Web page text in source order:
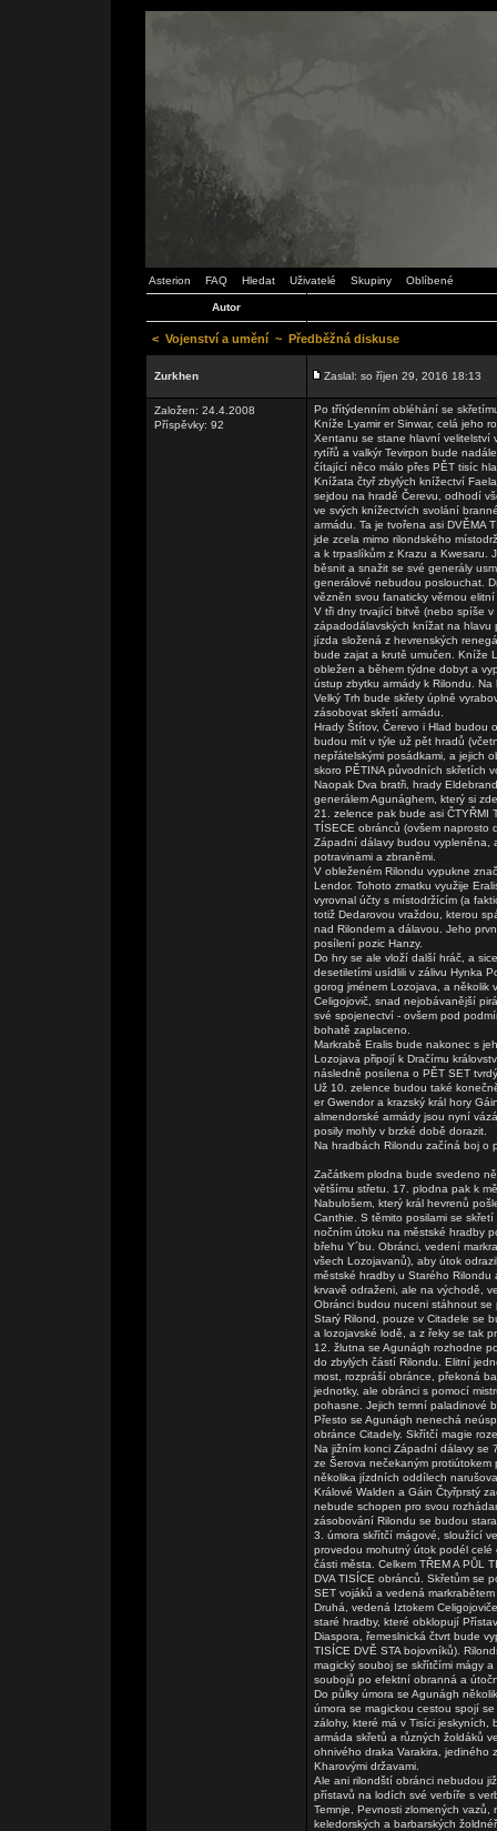
Asterion FAQ Hledat Uživatelé Skupiny Oblíbené
Autor
< Vojenství a umění ~ Předběžná diskuse
Zurkhen Zaslal: so říjen 29, 2016 18:13
Založen: 24.4.2008
Příspěvky: 92
Po třítýdenním obléhání se
Kníže Lyamir er Sinwar, celá jeho
Xentanu se stane hlavní velitelství
rytířů a valkýr Tevirpon bude
čítající něco málo přes PĚT tisíc
Knížata čtyř zbylých knížectví
sejdou na hradě Čerevu, odhodí
ve svých knížectvích svolání
armádu. Ta je tvořena asi DVĚMA
jde zcela mimo rilondského
a k trpaslíkům z Krazu a Kwesaru.
běsnit a snažit se své generály
generálové nebudou poslouchat.
vězněn svou fanaticky věrnou
V tři dny trvající bitvě (nebo spíše
západodálavských knížat na hlavu
jízda složená z hevrenských
bude zajat a krutě umučen. Kníže
obležen a během týdne dobyt a
ústup zbytku armády k Rilondu.
Velký Trh bude skřety úplně
zásobovat skřetí armádu.
Hrady Štítov, Čerevo i Hlad budou
budou mít v týle už pět hradů
nepřátelskými posádkami, a jejich
skoro PĚTINA původních skřetích
Naopak Dva bratři, hrady
generálem Agunághem, který si
21. zelence pak bude asi ČTYŘMI
TÍSECE obránců (ovšem naprosto
Západní dálavy budou vypleněna,
potravinami a zbraněmi.
V obleženém Rilondu vypukne
Lendor. Tohoto zmatku využije
vyrovnal účty s místodržícím (a
totiž Dedarovou vraždou, kterou
nad Rilondem a dálavou. Jeho
posílení pozic Hanzy.
Do hry se ale vloží další hráč, a
desetiletími usídlili v zálivu Hynka
gorog jménem Lozojava, a několik
Celigojovič, snad nejobávanější
své spojenectví - ovšem pod
bohatě zaplaceno.
Markrabě Eralis bude nakonec s
Lozojava připojí k Dračímu
následně posílena o PĚT SET
Už 10. zelence budou také
er Gwendor a krazský král hory
almendorské armády jsou nyní
posily mohly v brzké době dorazit.
Na hradbách Rilondu začíná boj o
Začátkem plodna bude svedeno
většímu střetu. 17. plodna pak k
Nabulošem, který král hevrenů
Canthie. S těmito posilami se
nočním útoku na městské hradby
břehu Y´bu. Obránci, vedení
všech Lozojavanů), aby útok
městské hradby u Starého
krvavě odraženi, ale na východě,
Obránci budou nuceni stáhnout se
Starý Rilond, pouze v Citadele se
a lozojavské lodě, a z řeky se tak
12. žlutna se Agunágh rozhodne
do zbylých částí Rilondu. Elitní
most, rozpráší obránce, překoná
jednotky, ale obránci s pomocí
pohasne. Jejich temní paladinové
Přesto se Agunágh nenechá
obránce Citadely. Skřítčí magie
Na jižním konci Západní dálavy se
ze Šerova nečekaným
několika jízdních oddílech
Králové Walden a Gáin Čtyřprstý
nebude schopen pro svou
zásobování Rilondu se budou
3. úmora skřítčí mágové, sloužící
provedou mohutný útok podél
části města. Celkem TŘEM A PŮL
DVA TISÍCE obránců. Skřetům se
SET vojáků a vedená
Druhá, vedená Iztokem
staré hradby, které obklopují
Diaspora, řemeslnická čtvrt bude
TISÍCE DVĚ STA bojovníků).
magický souboj se skřítčími mágy
soubojů po efektní obranná a
Do půlky úmora se Agunágh
úmora se magickou cestou spojí
zálohy, které má v Tisíci jeskyních,
armáda skřetů a různých žoldáků
ohnivého draka Varakira, jediného
Kharovými državami.
Ale ani rilondští obránci nebudou
přístavů na lodích své verbíře s
Temnje, Pevnosti zlomených
keledorských a barbarských